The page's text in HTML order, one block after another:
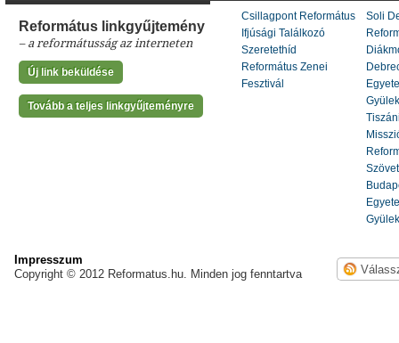
Református linkgyűjtemény
– a reformátusság az interneten
Új link beküldése
Tovább a teljes linkgyűjteményre
Csillagpont Református
Ifjúsági Találkozó
Szeretethíd
Református Zenei
Fesztivál
Soli
Impresszum
Copyright © 2012 Reformatus.hu. Minden jog fenntartva